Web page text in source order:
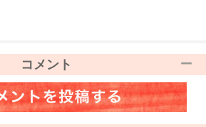
コメント